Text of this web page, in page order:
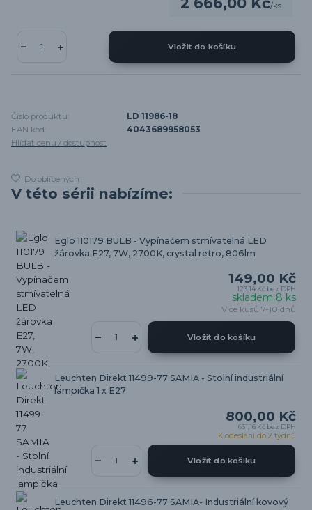
/ks
Vložit do košíku
Číslo produktu:
LD 11986-18
EAN kód:
4043689958053
Hlídat cenu / dostupnost
Do oblíbených
V této sérii nabízíme:
Eglo 110179 BULB - Vypínačem stmívatelná LED
žárovka E27, 7W, 2700K, crystal retro, 806lm
149,00 Kč
123,14 Kč bez DPH
skladem 8 ks
Více kusů 7-10 dnů
Vložit do košíku
Leuchten Direkt 11499-77 SAMIA - Stolní industriální
lampička 1 x E27
800,00 Kč
661,16 Kč bez DPH
K odeslání do 2 týdnů
Vložit do košíku
Leuchten Direkt 11496-77 SAMIA- Industriální kovový